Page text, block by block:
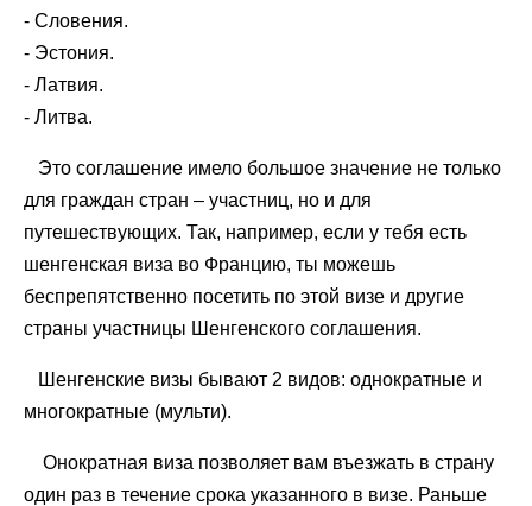
- Словения.
- Эстония.
- Латвия.
- Литва.
Это соглашение имело большое значение не только
для граждан стран – участниц, но и для
путешествующих. Так, например, если у тебя есть
шенгенская виза во Францию, ты можешь
беспрепятственно посетить по этой визе и другие
страны участницы Шенгенского соглашения.
Шенгенские визы бывают 2 видов: однократные и
многократные (мульти).
Онократная виза позволяет вам въезжать в страну
один раз в течение срока указанного в визе. Раньше